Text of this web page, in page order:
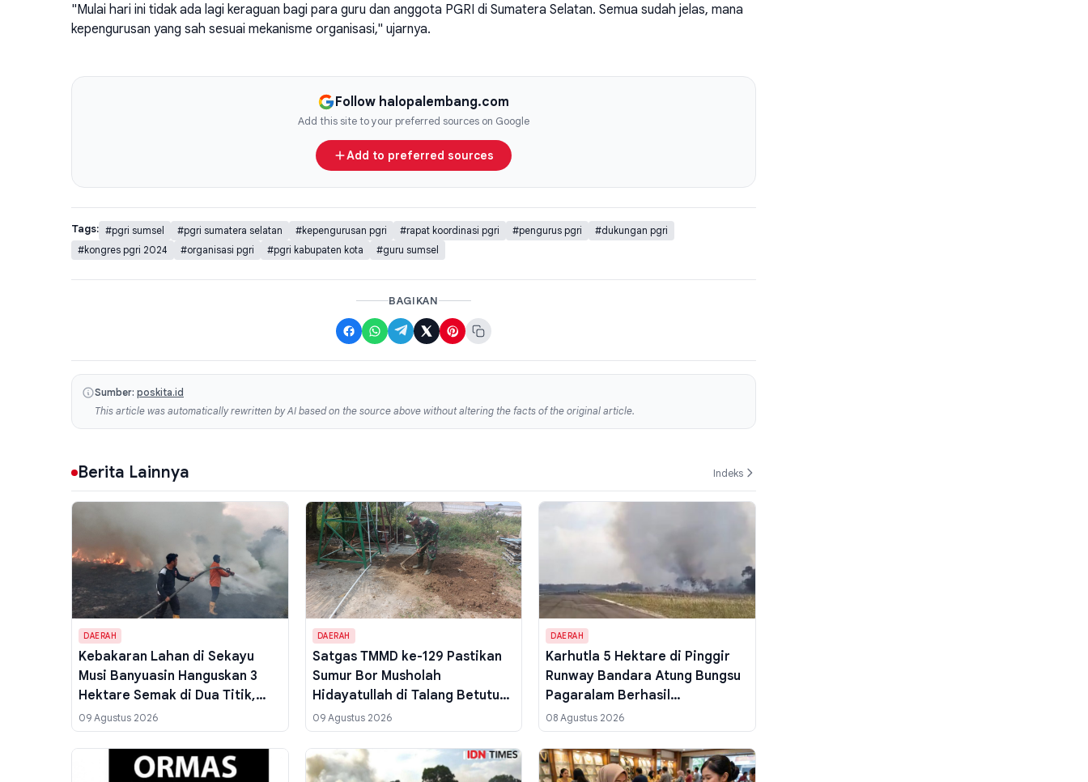
"Mulai hari ini tidak ada lagi keraguan bagi para guru dan anggota PGRI di Sumatera Selatan. Semua sudah jelas, mana
kepengurusan yang sah sesuai mekanisme organisasi," ujarnya.
Follow halopalembang.com
Add this site to your preferred sources on Google
Add to preferred sources
Tags: #pgri sumsel #pgri sumatera selatan #kepengurusan pgri #rapat koordinasi pgri #pengurus pgri
#dukungan pgri
#kongres pgri 2024
#organisasi pgri #pgri kabupaten kota #guru sumsel
BAGIKAN
Sumber: poskita.id
This article was automatically rewritten by AI based on the source above without altering the facts of the original article.
Berita Lainnya Indeks
DAERAH
Kebakaran Lahan di Sekayu
Musi Banyuasin Hanguskan 3
Hektare Semak di Dua Titik,
Petugas Gabungan Turun
Tangan
09 Agustus 2026
DAERAH
Satgas TMMD ke-129 Pastikan
Sumur Bor Musholah
Hidayatullah di Talang Betutu
Berfungsi Optimal, Cek Tandon
Air
09 Agustus 2026
DAERAH
Karhutla 5 Hektare di Pinggir
Runway Bandara Atung Bungsu
Pagaralam Berhasil
Dipadamkan, Diduga dari
Tumpukan Sampah
08 Agustus 2026